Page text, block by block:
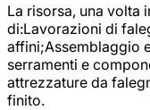
La risorsa, una volta
di:Lavorazioni di
affini;Assemblaggio
serramenti e
attrezzature da
finito.